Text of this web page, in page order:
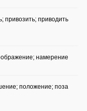
привозить; приводить
намерение
положение; поза